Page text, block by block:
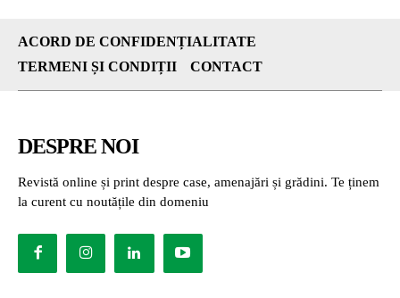
ACORD DE CONFIDENȚIALITATE
TERMENI ȘI CONDIȚII
CONTACT
DESPRE NOI
Revistă online și print despre case, amenajări și grădini. Te ținem
la curent cu noutățile din domeniu